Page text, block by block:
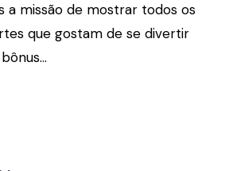
a missão de mostrar todos os
que gostam de se divertir